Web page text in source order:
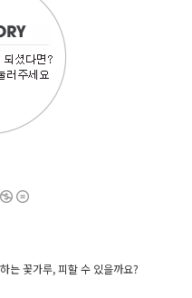
는 꽃가루, 피할 수 있을까요?